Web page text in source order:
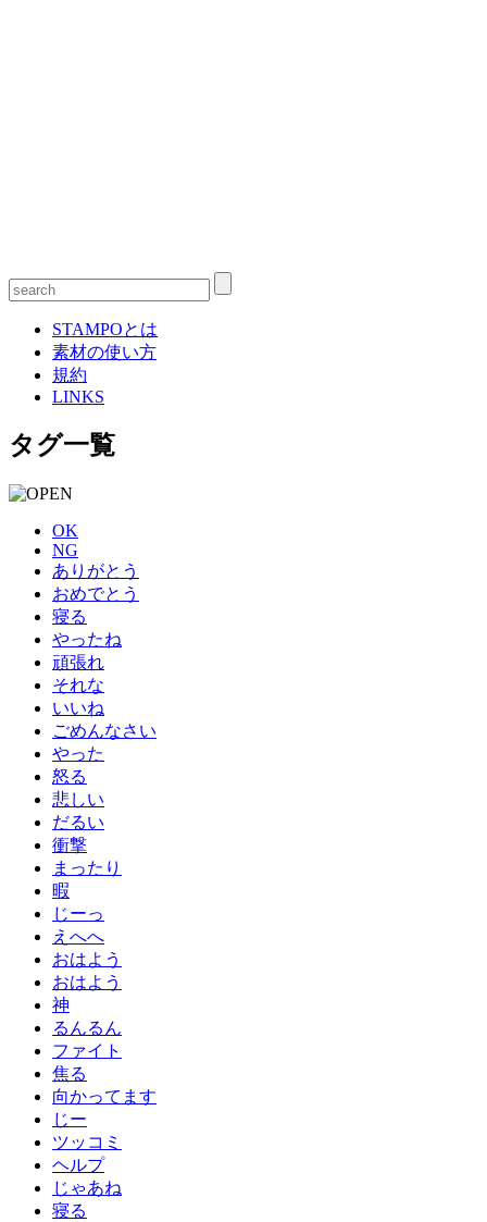
STAMPOとは
素材の使い方
規約
LINKS
タグ一覧
OK
NG
ありがとう
おめでとう
寝る
やったね
頑張れ
それな
いいね
ごめんなさい
やった
怒る
悲しい
だるい
衝撃
まったり
暇
じーっ
えへへ
おはよう
おはよう
神
るんるん
ファイト
焦る
向かってます
じー
ツッコミ
ヘルプ
じゃあね
寝る